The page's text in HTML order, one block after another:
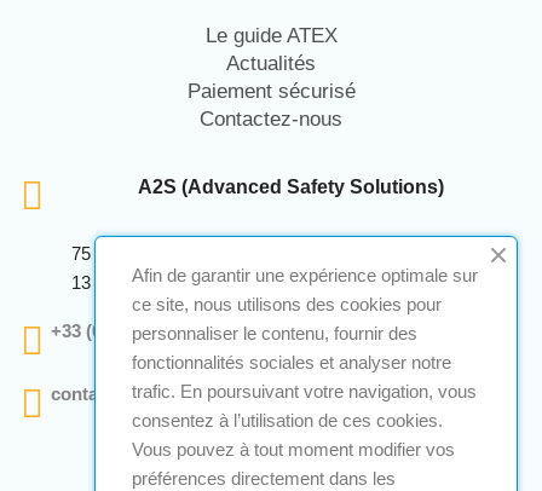
Le guide ATEX
Actualités
Paiement sécurisé
Contactez-nous
A2S (Advanced Safety Solutions)
75 Avenue Marcellin Berthelot Anthelios Bâtiment E
13 290 Aix En Provence
+33 (0)4 12 28 00 69
contact@a2s-atex.com
Afin de garantir une expérience optimale sur
ce site, nous utilisons des cookies pour
personnaliser le contenu, fournir des
fonctionnalités sociales et analyser notre
trafic. En poursuivant votre navigation, vous
consentez à l’utilisation de ces cookies.
Vous pouvez à tout moment modifier vos
préférences directement dans les